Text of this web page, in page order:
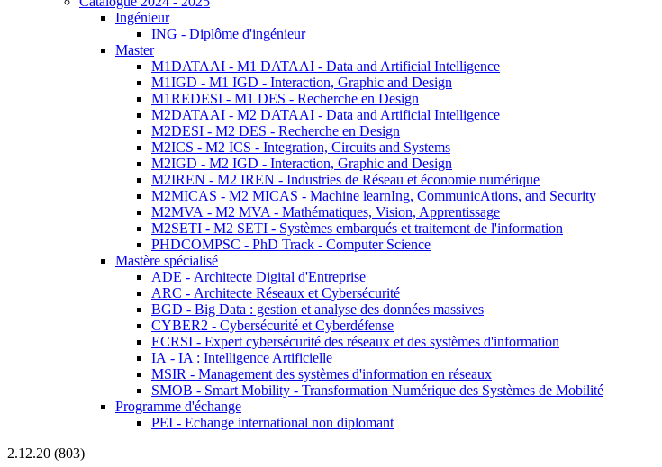
Ingénieur
ING - Diplôme d'ingénieur
Master
M1DATAAI - M1 DATAAI - Data and Artificial Intelligence
M1IGD - M1 IGD - Interaction, Graphic and Design
M1REDESI - M1 DES - Recherche en Design
M2DATAAI - M2 DATAAI - Data and Artificial Intelligence
M2DESI - M2 DES - Recherche en Design
M2ICS - M2 ICS - Integration, Circuits and Systems
M2IGD - M2 IGD - Interaction, Graphic and Design
M2IREN - M2 IREN - Industries de Réseau et économie numérique
M2MICAS - M2 MICAS - Machine learnIng, CommunicAtions, and Security
M2MVA - M2 MVA - Mathématiques, Vision, Apprentissage
M2SETI - M2 SETI - Systèmes embarqués et traitement de l'information
PHDCOMPSC - PhD Track - Computer Science
Mastère spécialisé
ADE - Architecte Digital d'Entreprise
ARC - Architecte Réseaux et Cybersécurité
BGD - Big Data : gestion et analyse des données massives
CYBER2 - Cybersécurité et Cyberdéfense
ECRSI - Expert cybersécurité des réseaux et des systèmes d'information
IA - IA : Intelligence Artificielle
MSIR - Management des systèmes d'information en réseaux
SMOB - Smart Mobility - Transformation Numérique des Systèmes de Mobilité
Programme d'échange
PEI - Echange international non diplomant
2.12.20 (803)